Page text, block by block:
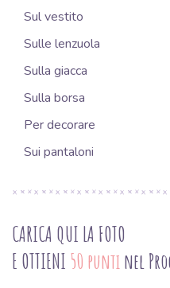
Sul vestito
Sulle lenzuola
Sulla giacca
Sulla borsa
Per decorare
Sui pantaloni
CARICA QUI LA FOTO
E OTTIENI 50 punti nel